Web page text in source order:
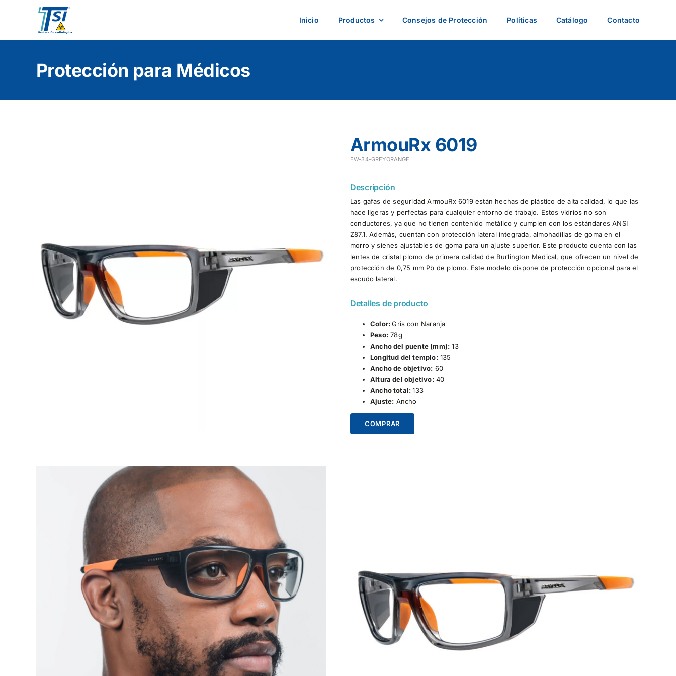
Inicio Productos Consejos de Protección Políticas Catálogo Contacto
Protección para Médicos
ArmouRx 6019
EW-34-GREYORANGE
Descripción
Las gafas de seguridad ArmouRx 6019 están hechas de plástico de alta calidad, lo que las
hace ligeras y perfectas para cualquier entorno de trabajo. Estos vidrios no son
conductores, ya que no tienen contenido metálico y cumplen con los estándares ANSI
Z87.1. Además, cuentan con protección lateral integrada, almohadillas de goma en el
morro y sienes ajustables de goma para un ajuste superior. Este producto cuenta con las
lentes de cristal plomo de primera calidad de Burlington Medical, que ofrecen un nivel de
protección de 0,75 mm Pb de plomo. Este modelo dispone de protección opcional para el
escudo lateral.
Detalles de producto
Color:Gris con Naranja
Peso:78g
Ancho del puente (mm): 13
Longitud del templo:135
Ancho de objetivo: 60
Altura del objetivo:40
Ancho total:133
Ajuste: Ancho
COMPRAR